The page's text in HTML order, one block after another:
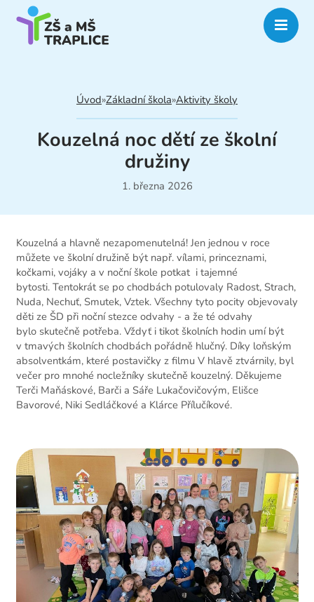
Úvod»Základní škola»Aktivity školy
Kouzelná noc dětí ze školní
družiny
1. března 2026
Kouzelná a hlavně nezapomenutelná! Jen jednou v roce
můžete ve školní družině být např. vílami, princeznami,
kočkami, vojáky a v noční škole potkat i tajemné
bytosti. Tentokrát se po chodbách potulovaly Radost, Strach,
Nuda, Nechuť, Smutek, Vztek. Všechny tyto pocity objevovaly
děti ze ŠD při noční stezce odvahy - a že té odvahy
bylo skutečně potřeba. Vždyť i tikot školních hodin umí být
v tmavých školních chodbách pořádně hlučný. Díky loňským
absolventkám, které postavičky z filmu V hlavě ztvárnily, byl
večer pro mnohé nocležníky skutečně kouzelný. Děkujeme
Terči Maňáskové, Barči a Sáře Lukačovičovým, Elišce
Bavorové, Niki Sedláčkové a Klárce Přílučíkové.